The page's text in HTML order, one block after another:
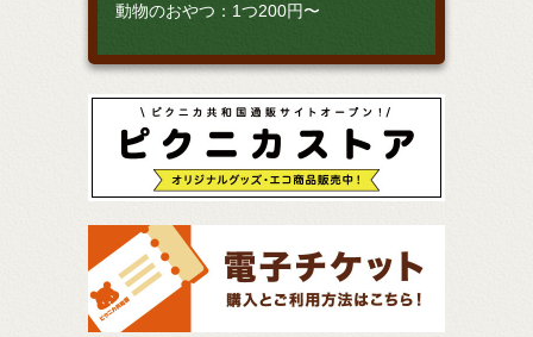
動物のおやつ：1つ200円〜